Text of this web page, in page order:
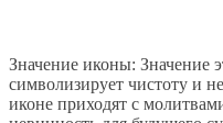
Значение иконы: Значение
символизирует чистоту и
иконе приходят с